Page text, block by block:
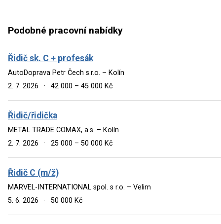
Podobné pracovní nabídky
Řidič sk. C + profesák
AutoDoprava Petr Čech s.r.o. – Kolín
2. 7. 2026
· 42 000 – 45 000 Kč
Řidič/řidička
METAL TRADE COMAX, a.s. – Kolín
2. 7. 2026
· 25 000 – 50 000 Kč
Řidič C (m/ž)
MARVEL-INTERNATIONAL spol. s r.o. – Velim
5. 6. 2026
· 50 000 Kč